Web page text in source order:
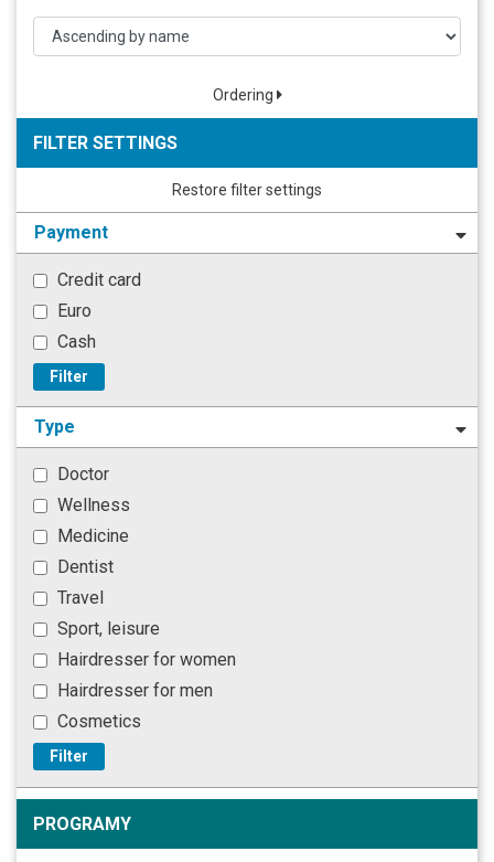
Ordering
FILTER SETTINGS
Restore filter settings
Payment
Credit card
Euro
Cash
Filter
Type
Doctor
Wellness
Medicine
Dentist
Travel
Sport, leisure
Hairdresser for women
Hairdresser for men
Cosmetics
Filter
PROGRAMY